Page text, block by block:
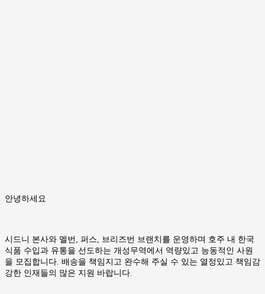
안녕하세요
시드니 본사와 멜번, 퍼스, 브리즈번 브랜치를 운영하며 호주 내 한국
식품 수입과 유통을 선도하는 개성무역에서 역량있고 능동적인 사원
을 모집합니다. 배송을 책임지고 완수해 주실 수 있는 열정있고 책임감
강한 인재들의 많은 지원 바랍니다.